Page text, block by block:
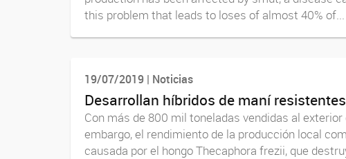
this problem that leads to loses of almost 40% of...
19/07/2019 | Noticias
Desarrollan híbridos de maní
Con más de 800 mil toneladas vendidas al
embargo, el rendimiento de la producción local
causada por el hongo Thecaphora frezii, que